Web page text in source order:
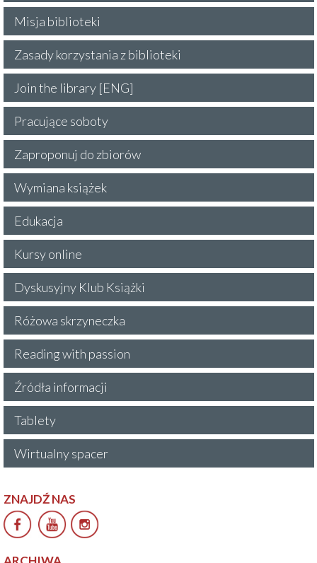
Misja biblioteki
Zasady korzystania z biblioteki
Join the library [ENG]
Pracujące soboty
Zaproponuj do zbiorów
Wymiana książek
Edukacja
Kursy online
Dyskusyjny Klub Książki
Różowa skrzyneczka
Reading with passion
Źródła informacji
Tablety
Wirtualny spacer
ZNAJDŹ NAS